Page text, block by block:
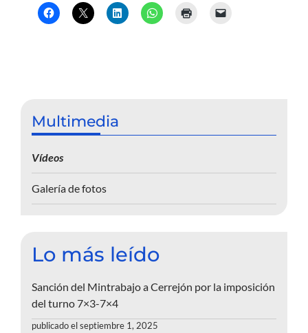
Multimedia
Vídeos
Galería de fotos
Lo más leído
Sanción del Mintrabajo a Cerrejón por la imposición
del turno 7×3-7×4
publicado el septiembre 1, 2025